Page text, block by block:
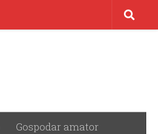
Gospodar amator